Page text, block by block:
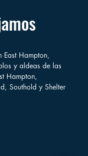
East Hampton,
y aldeas de las
Hampton,
Southold y Shelter